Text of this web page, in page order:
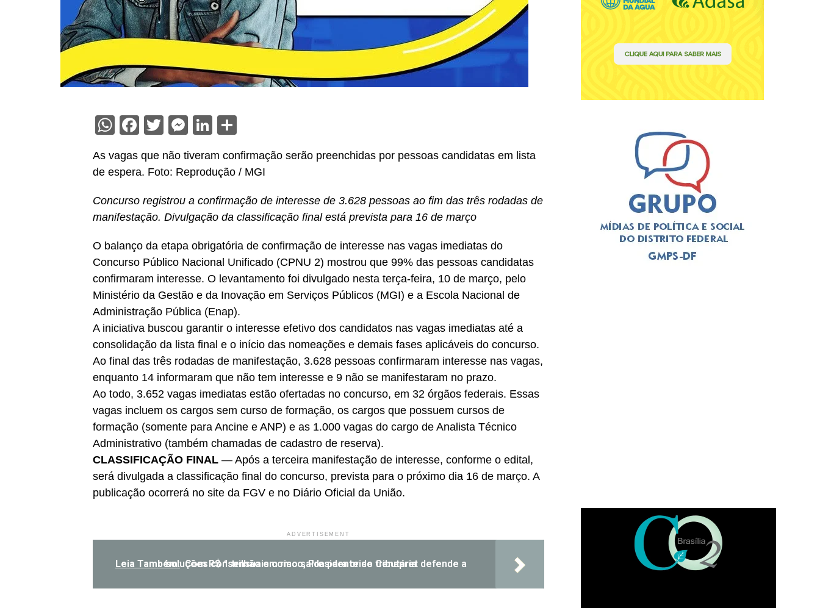
WhatsApp
Facebook
Twitter
Messenger
LinkedIn
As vagas que não tiveram confirmação serão preenchidas por pessoas candidatas em lista
de espera. Foto: Reprodução / MGI
Concurso registrou a confirmação de interesse de 3.628 pessoas ao fim das três rodadas de
manifestação. Divulgação da classificação final está prevista para 16 de março
O balanço da etapa obrigatória de confirmação de interesse nas vagas imediatas do
Concurso Público Nacional Unificado (CPNU 2) mostrou que 99% das pessoas candidatas
confirmaram interesse. O levantamento foi divulgado nesta terça-feira, 10 de março, pelo
Ministério da Gestão e da Inovação em Serviços Públicos (MGI) e a Escola Nacional de
Administração Pública (Enap).
A iniciativa buscou garantir o interesse efetivo dos candidatos nas vagas imediatas até a
consolidação da lista final e o início das nomeações e demais fases aplicáveis do concurso.
Ao final das três rodadas de manifestação, 3.628 pessoas confirmaram interesse nas vagas,
enquanto 14 informaram que não tem interesse e 9 não se manifestaram no prazo.
Ao todo, 3.652 vagas imediatas estão ofertadas no concurso, em 32 órgãos federais. Essas
vagas incluem os cargos sem curso de formação, os cargos que possuem cursos de
formação (somente para Ancine e ANP) e as 1.000 vagas do cargo de Analista Técnico
Administrativo (também chamadas de cadastro de reserva).
CLASSIFICAÇÃO FINAL — Após a terceira manifestação de interesse, conforme o edital,
será divulgada a classificação final do concurso, prevista para o próximo dia 16 de março. A
publicação ocorrerá no site da FGV e no Diário Oficial da União.
ADVERTISEMENT
Leia Também:Com R$ 1 trilhão em risco, Presidente do Cenapret defende a soluções consensuais como saída para crise tributária